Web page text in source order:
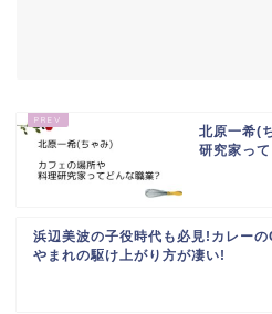
北原一希(
研究家っ
浜辺美波の子役時代も必見!カレーの
やまれの駆け上がり方が凄い!